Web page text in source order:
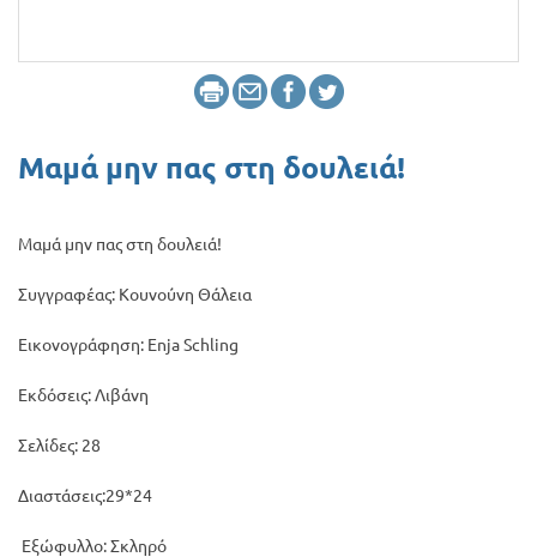
Μαμά μην πας στη δουλειά!
Μαμά μην πας στη δουλειά!
Συγγραφέας: Κουνούνη Θάλεια
Εικονογράφηση: Enja Schling
Εκδόσεις: Λιβάνη
Σελίδες: 28
Διαστάσεις:29*24
Εξώφυλλο: Σκληρό